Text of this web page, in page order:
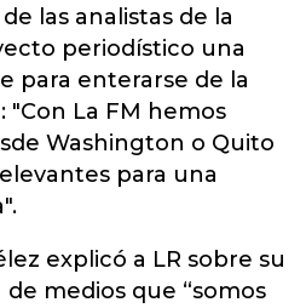
las analistas de la
periodístico una
para enterarse de la
La FM hemos
Washington o Quito
para una
explicó a LR sobre su
medios que “somos